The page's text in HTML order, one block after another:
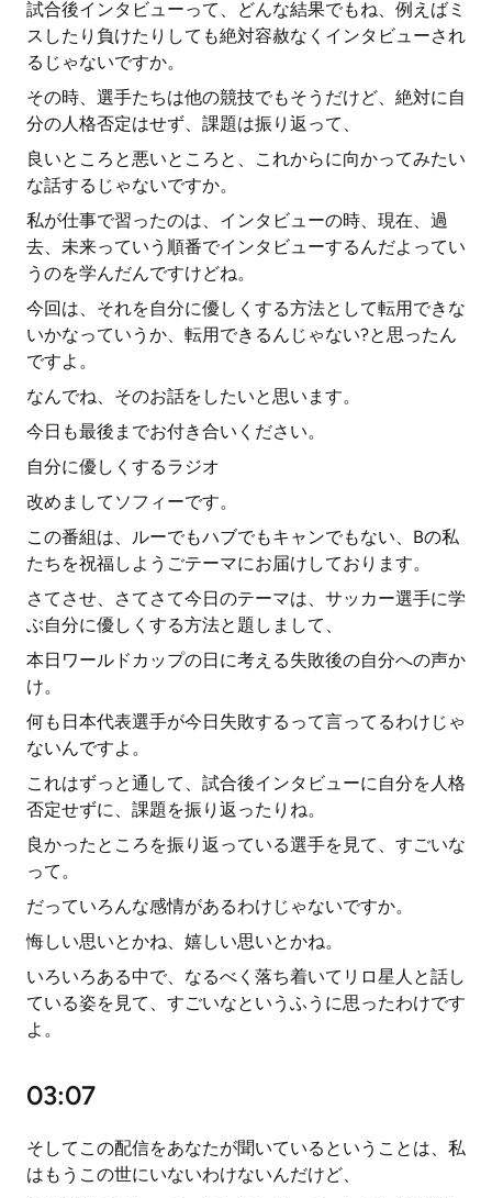
試合後インタビューって、どんな結果でもね、例えばミ
スしたり負けたりしても絶対容赦なくインタビューされ
るじゃないですか。
その時、選手たちは他の競技でもそうだけど、絶対に自
分の人格否定はせず、課題は振り返って、
良いところと悪いところと、これからに向かってみたい
な話するじゃないですか。
私が仕事で習ったのは、インタビューの時、現在、過
去、未来っていう順番でインタビューするんだよってい
うのを学んだんですけどね。
今回は、それを自分に優しくする方法として転用できな
いかなっていうか、転用できるんじゃない?と思ったん
ですよ。
なんでね、そのお話をしたいと思います。
今日も最後までお付き合いください。
自分に優しくするラジオ
改めましてソフィーです。
この番組は、ルーでもハブでもキャンでもない、Bの私
たちを祝福しようごテーマにお届けしております。
さてさせ、さてさて今日のテーマは、サッカー選手に学
ぶ自分に優しくする方法と題しまして、
本日ワールドカップの日に考える失敗後の自分への声か
け。
何も日本代表選手が今日失敗するって言ってるわけじゃ
ないんですよ。
これはずっと通して、試合後インタビューに自分を人格
否定せずに、課題を振り返ったりね。
良かったところを振り返っている選手を見て、すごいな
って。
だっていろんな感情があるわけじゃないですか。
悔しい思いとかね、嬉しい思いとかね。
いろいろある中で、なるべく落ち着いてリロ星人と話し
ている姿を見て、すごいなというふうに思ったわけです
よ。
03:07
そしてこの配信をあなたが聞いているということは、私
はもうこの世にいないわけないんだけど、